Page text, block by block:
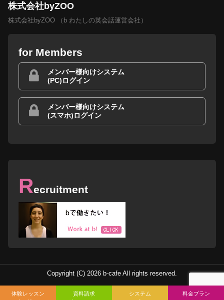
株式会社byZOO
株式会社byZOO （b わたしの英会話運営会社）
for Members
メンバー様向けシステム
(PC)ログイン
メンバー様向けシステム
(スマホ)ログイン
Recruitment
Copyright (C) 2026 b-cafe All rights reserved.
体験レッスン
資料請求
システム
料金プラン